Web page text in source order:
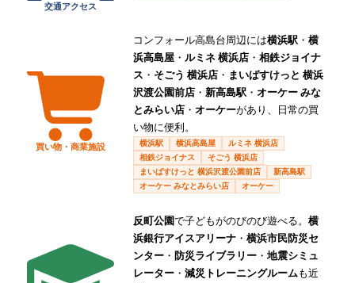
交通アクセス
買い物・商業施設
コンフォール高島台周辺には横浜駅 ・ 横
浜高島屋 ・ ルミネ 横浜店 ・ 相鉄ジョイナ
ス ・ そごう 横浜店 ・ まいばすけっと 横浜
沢渡公園前店 ・ 新高島駅 ・ オーケー みな
とみらい店 ・ オーケーがあり、日常の買
い物に便利。
横浜駅 横浜高島屋
ルミネ 横浜店
相鉄ジョイナス
そごう 横浜店
まいばすけっと 横浜沢渡公園前店
新高島駅
オーケー みなとみらい店
オーケー
反町公園で子どもがのびのび遊べる。 横
浜銀行アイスアリーナ ・ 横浜市民防災セ
ンター ・ 防災ライブラリー ・ 地震シミュ
レーター ・ 減災トレーニングルーム も近